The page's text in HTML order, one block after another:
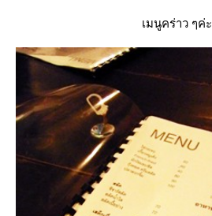
เมนูคร่าว ๆค่ะ